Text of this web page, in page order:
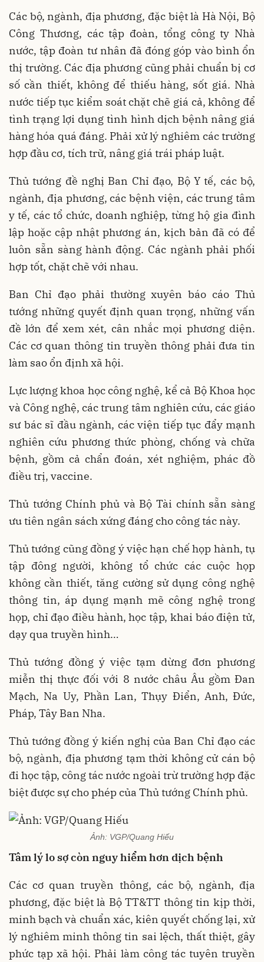
Các bộ, ngành, địa phương, đặc biệt là Hà Nội, Bộ
Công Thương, các tập đoàn, tổng công ty Nhà
nước, tập đoàn tư nhân đã đóng góp vào bình ổn
thị trường. Các địa phương cũng phải chuẩn bị cơ
số cần thiết, không để thiếu hàng, sốt giá. Nhà
nước tiếp tục kiểm soát chặt chẽ giá cả, không để
tình trạng lợi dụng tình hình dịch bệnh nâng giá
hàng hóa quá đáng. Phải xử lý nghiêm các trường
hợp đầu cơ, tích trữ, nâng giá trái pháp luật.
Thủ tướng đề nghị Ban Chỉ đạo, Bộ Y tế, các bộ,
ngành, địa phương, các bệnh viện, các trung tâm
y tế, các tổ chức, doanh nghiệp, từng hộ gia đình
lập hoặc cập nhật phương án, kịch bản đã có để
luôn sẵn sàng hành động. Các ngành phải phối
hợp tốt, chặt chẽ với nhau.
Ban Chỉ đạo phải thường xuyên báo cáo Thủ
tướng những quyết định quan trọng, những vấn
đề lớn để xem xét, cân nhắc mọi phương diện.
Các cơ quan thông tin truyền thông phải đưa tin
làm sao ổn định xã hội.
Lực lượng khoa học công nghệ, kể cả Bộ Khoa học
và Công nghệ, các trung tâm nghiên cứu, các giáo
sư bác sĩ đầu ngành, các viện tiếp tục đẩy mạnh
nghiên cứu phương thức phòng, chống và chữa
bệnh, gồm cả chẩn đoán, xét nghiệm, phác đồ
điều trị, vaccine.
Thủ tướng Chính phủ và Bộ Tài chính sẵn sàng
ưu tiên ngân sách xứng đáng cho công tác này.
Thủ tướng cũng đồng ý việc hạn chế họp hành, tụ
tập đông người, không tổ chức các cuộc họp
không cần thiết, tăng cường sử dụng công nghệ
thông tin, áp dụng mạnh mẽ công nghệ trong
họp, chỉ đạo điều hành, học tập, khai báo điện tử,
dạy qua truyền hình…
Thủ tướng đồng ý việc tạm dừng đơn phương
miễn thị thực đối với 8 nước châu Âu gồm Đan
Mạch, Na Uy, Phần Lan, Thụy Điển, Anh, Đức,
Pháp, Tây Ban Nha.
Thủ tướng đồng ý kiến nghị của Ban Chỉ đạo các
bộ, ngành, địa phương tạm thời không cử cán bộ
đi học tập, công tác nước ngoài trừ trường hợp đặc
biệt được sự cho phép của Thủ tướng Chính phủ.
Ảnh: VGP/Quang Hiếu
Tâm lý lo sợ còn nguy hiểm hơn dịch bệnh
Các cơ quan truyền thông, các bộ, ngành, địa
phương, đặc biệt là Bộ TT&TT thông tin kịp thời,
minh bạch và chuẩn xác, kiên quyết chống lại, xử
lý nghiêm minh thông tin sai lệch, thất thiệt, gây
phức tạp xã hội. Phải làm công tác tuyên truyền